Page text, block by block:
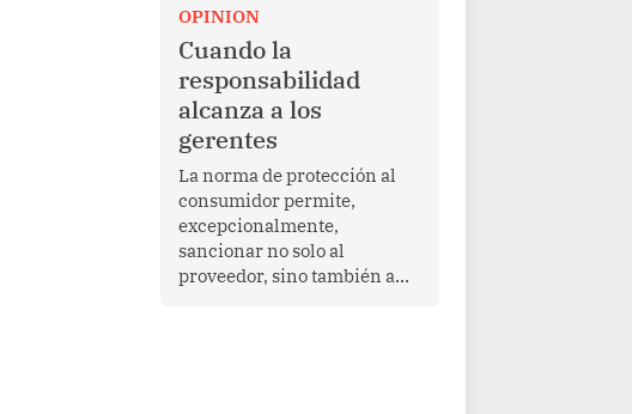
Más allá de su dimensión
religiosa, esta gira
representa una oportunidad
para reafirmar el valor del
diálogo, fortalecer los
vínculos entre los pueblos y
proyectar una imagen de
cooperación en una región
que enfrenta desafíos en
materia de desarrollo,
cohesión social y
gobernabilidad.
OPINION
Cuando la
responsabilidad
alcanza a los
gerentes
La norma de protección al
consumidor permite,
excepcionalmente,
sancionar no solo al
proveedor, sino también a